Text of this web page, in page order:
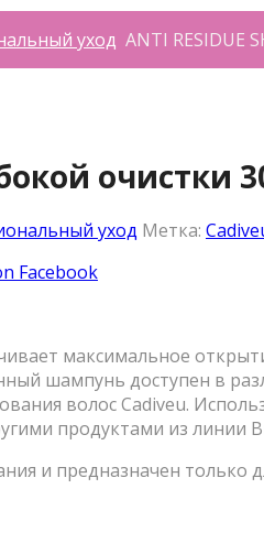
уход ANTI RESIDUE
очистки
уход Метка:
Facebook
максимальное
шампунь доступен в
волос Cadiveu.
продуктами из линии
и предназначен только